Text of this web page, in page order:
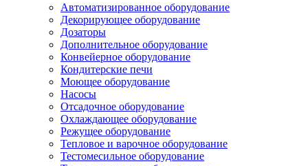
Автоматизированное оборудование
Декорирующее оборудование
Дозаторы
Дополнительное оборудование
Конвейерное оборудование
Кондитерские печи
Моющее оборудование
Насосы
Отсадочное оборудование
Охлаждающее оборудование
Режущее оборудование
Тепловое и варочное оборудование
Тестомесильное оборудование